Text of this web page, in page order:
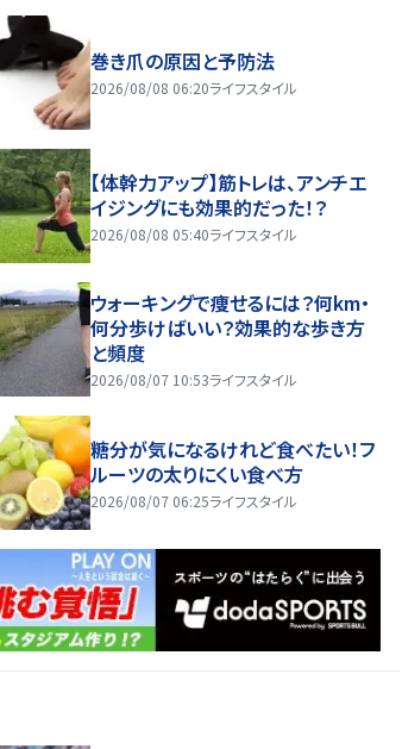
巻き爪の原因と予防法
2026/08/08 06:20ライフスタイル
【体幹力アップ】筋トレは、アンチエ
イジングにも効果的だった！？
2026/08/08 05:40ライフスタイル
ウォーキングで痩せるには？何km・
何分歩けばいい？効果的な歩き方
と頻度
2026/08/07 10:53ライフスタイル
糖分が気になるけれど食べたい！フ
ルーツの太りにくい食べ方
2026/08/07 06:25ライフスタイル